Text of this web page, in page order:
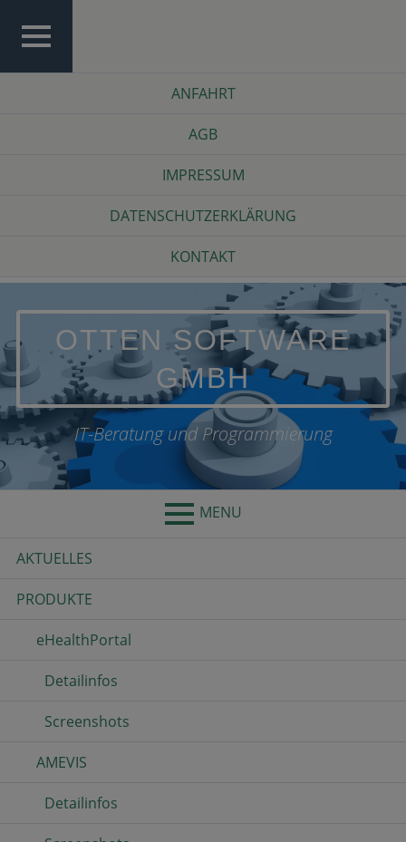
content
ANFAHRT
AGB
IMPRESSUM
DATENSCHUTZERKLÄRUNG
KONTAKT
OTTEN SOFTWARE
GMBH
IT-Beratung und Programmierung
MENU
Primary
Menu
AKTUELLES
PRODUKTE
eHealthPortal
Detailinfos
Screenshots
AMEVIS
Detailinfos